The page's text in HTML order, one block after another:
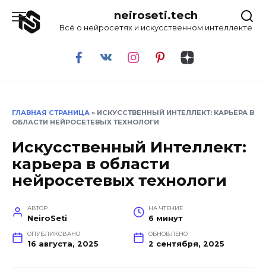
neiroseti.tech
Всё о нейросетях и искусственном интеллекте
ГЛАВНАЯ СТРАНИЦА » ИСКУССТВЕННЫЙ ИНТЕЛЛЕКТ: КАРЬЕРА В
ОБЛАСТИ НЕЙРОСЕТЕВЫХ ТЕХНОЛОГИ
Искусственный Интеллект:
карьера в области
нейросетевых технологи
АВТОР
NeiroSeti
НА ЧТЕНИЕ
6 минут
ОПУБЛИКОВАНО
16 августа, 2025
ОБНОВЛЕНО
2 сентября, 2025